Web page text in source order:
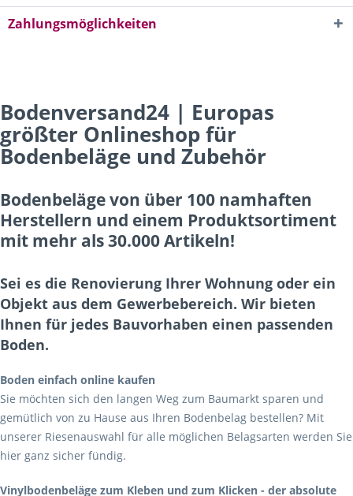
Zahlungsmöglichkeiten
Bodenversand24 | Europas
größter Onlineshop für
Bodenbeläge und Zubehör
Bodenbeläge von über 100 namhaften
Herstellern und einem Produktsortiment
mit mehr als 30.000 Artikeln!
Sei es die Renovierung Ihrer Wohnung oder ein
Objekt aus dem Gewerbebereich. Wir bieten
Ihnen für jedes Bauvorhaben einen passenden
Boden.
Boden einfach online kaufen
Sie möchten sich den langen Weg zum Baumarkt sparen und
gemütlich von zu Hause aus Ihren Bodenbelag bestellen? Mit
unserer Riesenauswahl für alle möglichen Belagsarten werden Sie
hier ganz sicher fündig.
Vinylbodenbeläge zum Kleben und zum Klicken - der absolute